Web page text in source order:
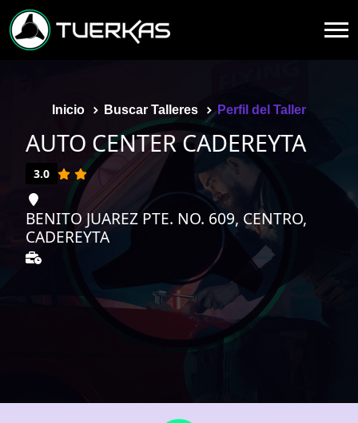
Inicio Buscar Talleres Perfil del Taller
AUTO CENTER CADEREYTA
3.0
BENITO JUAREZ PTE. NO. 609, CENTRO,
CADEREYTA